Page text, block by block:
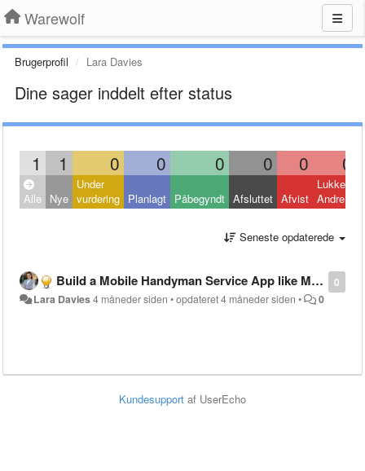
Warewolf
Brugerprofil Lara Davies
Dine sager inddelt efter status
1 1 0 0 0 0 0 0
Alle Nye
Under
vurdering Planlagt Påbegyndt Afsluttet Afvist
Lukket:
Andre
Seneste opdaterede
0
Build a Mobile Handyman Service App like MyBuilder
Lara Davies4 måneder siden •opdateret4 måneder siden • 0
Kundesupport af UserEcho